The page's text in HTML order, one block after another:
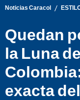
Noticias Caracol /
Quedan
la Luna
exacta